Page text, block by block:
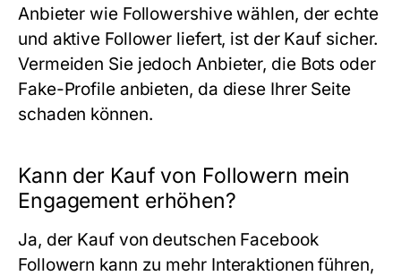
Anbieter wie Followershivewählen, der echte
und aktive Follower liefert, ist der Kauf sicher.
Vermeiden Sie jedoch Anbieter, die Bots oder
Fake-Profile anbieten, da diese Ihrer Seite
schaden können.
Kann der Kauf von Followern mein
Engagement erhöhen?
Ja, der Kauf von deutschen Facebook
Followern kann zu mehr Interaktionen führen,